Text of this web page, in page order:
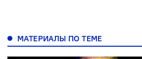
МАТЕРИАЛЫ ПО ТЕМЕ